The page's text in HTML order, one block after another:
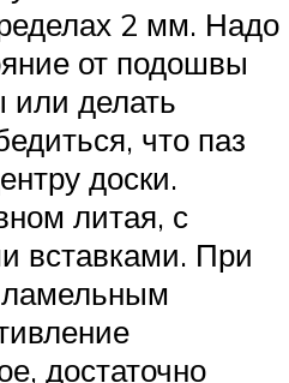
2 мм. Надо
от подошвы
или делать
что паз
доски.
литая, с
вставками. При
достаточно